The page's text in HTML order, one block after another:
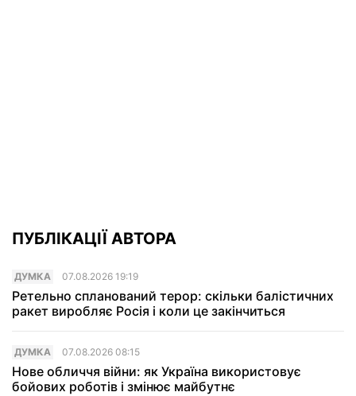
ПУБЛІКАЦІЇ АВТОРА
ДУМКА 07.08.2026 19:19
Ретельно спланований терор: скільки балістичних
ракет виробляє Росія і коли це закінчиться
ДУМКА 07.08.2026 08:15
Нове обличчя війни: як Україна використовує
бойових роботів і змінює майбутнє